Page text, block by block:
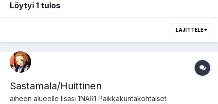
Löytyi 1 tulos
LAJITTELE
Sastamala/Huittinen
aiheen alueelle lisäsi 1NAR1 Paikkakuntakohtaiset